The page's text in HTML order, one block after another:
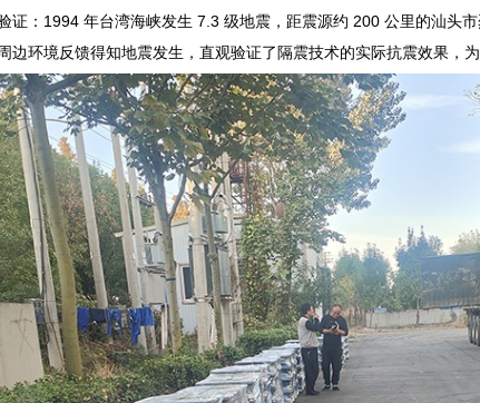
证：1994 年台湾海峡发生 7.3 级地震，距震源约 200 公里的汕头
边环境反馈得知地震发生，直观验证了隔震技术的实际抗震效果，